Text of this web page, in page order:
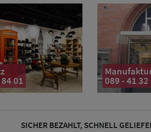
01 089 - 41 32
SICHER BEZAHLT, SCHNELL